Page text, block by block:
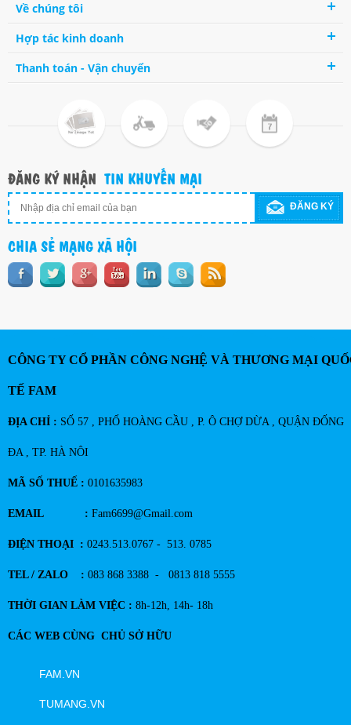
Về chúng tôi
Hợp tác kinh doanh
Thanh toán - Vận chuyển
ĐĂNG KÝ NHẬN TIN KHUYẾN MẠI
ĐĂNG KÝ
CHIA SẺ MẠNG XÃ HỘI
CÔNG TY CỔ PHẦN CÔNG NGHỆ VÀ THƯƠNG MẠI
TẾ FAM
ĐỊA CHỈ : SỐ 57 , PHỐ HOÀNG CẦU , P. Ô CHỢ DỪA , QUẬN ĐỐNG
ĐA , TP. HÀ NÔI
MÃ SỐ THUẾ : 0101635983
EMAIL : Fam6699@Gmail.com
ĐIỆN THOẠI : 0243.513.0767 - 513. 0785
TEL / ZALO : 083 868 3388 - 0813 818 5555
THỜI GIAN LÀM VIỆC : 8h-12h, 14h- 18h
CÁC WEB CÙNG CHỦ SỞ HỮU
FAM.VN
TUMANG.VN